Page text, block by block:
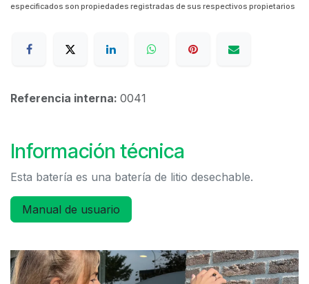
especificados son propiedades registradas de sus respectivos propietarios
Referencia interna: 0041
Información técnica
Esta batería es una batería de litio desechable.
Manual de usuario